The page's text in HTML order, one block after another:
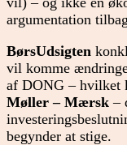
argumentation
BørsUdsigten
vil komme
af DONG – hvilket
Møller – Mærsk –
begynder at stige.